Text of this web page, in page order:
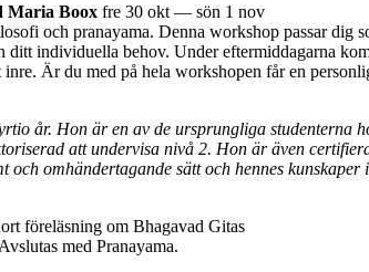
Maria Boox fre 30 okt — sön 1 nov
och pranayama. Denna workshop passar dig
individuella behov. Under eftermiddagarna
Är du med på hela workshopen får en
år. Hon är en av de ursprungliga studenterna
att undervisa nivå 2. Hon är även
omhändertagande sätt och hennes
föreläsning om Bhagavad Gitas
med Pranayama.